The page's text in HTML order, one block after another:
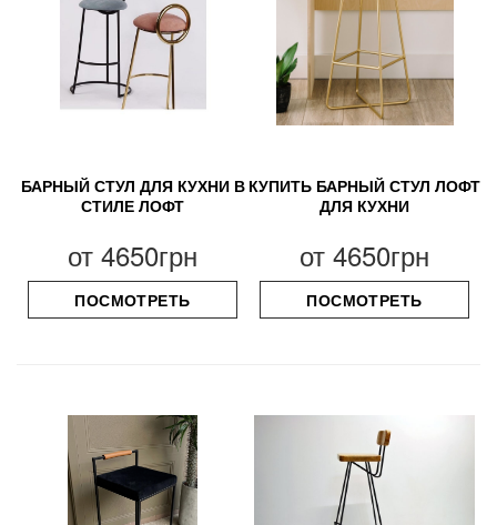
БАРНЫЙ СТУЛ ДЛЯ КУХНИ В
СТИЛЕ ЛОФТ
от 4650грн
ПОСМОТРЕТЬ
КУПИТЬ БАРНЫЙ СТУЛ ЛОФТ
ДЛЯ КУХНИ
от 4650грн
ПОСМОТРЕТЬ